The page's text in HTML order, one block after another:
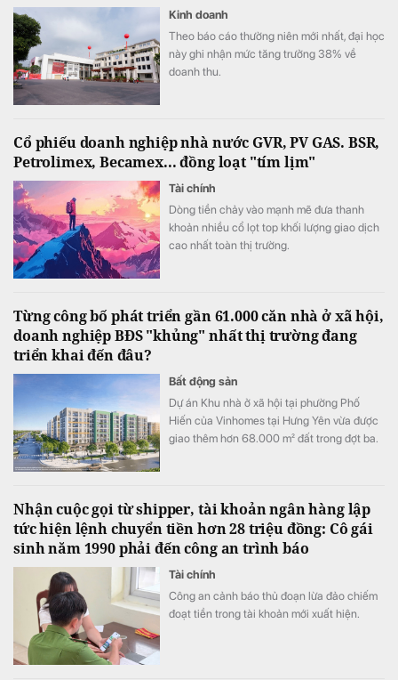
Kinh doanh
Theo báo cáo thường niên mới nhất, đại học
này ghi nhận mức tăng trưởng 38% về
doanh thu.
Cổ phiếu doanh nghiệp nhà nước GVR, PV GAS. BSR,
Petrolimex, Becamex... đồng loạt "tím lịm"
Tài chính
Dòng tiền chảy vào mạnh mẽ đưa thanh
khoản nhiều cổ lọt top khối lượng giao dịch
cao nhất toàn thị trường.
Từng công bố phát triển gần 61.000 căn nhà ở xã hội,
doanh nghiệp BĐS "khủng" nhất thị trường đang
triển khai đến đâu?
Bất động sản
Dự án Khu nhà ở xã hội tại phường Phố
Hiến của Vinhomes tại Hưng Yên vừa được
giao thêm hơn 68.000 m² đất trong đợt ba.
Nhận cuộc gọi từ shipper, tài khoản ngân hàng lập
tức hiện lệnh chuyển tiền hơn 28 triệu đồng: Cô gái
sinh năm 1990 phải đến công an trình báo
Tài chính
Công an cảnh báo thủ đoạn lừa đảo chiếm
đoạt tiền trong tài khoản mới xuất hiện.